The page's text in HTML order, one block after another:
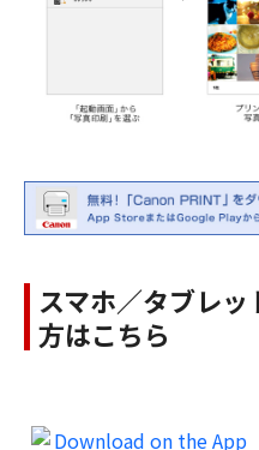
スマホ／タブレ
方はこちら